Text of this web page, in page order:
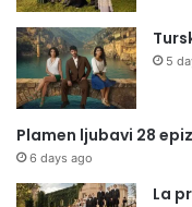
5
Plamen ljubavi 28
6 days ago
La